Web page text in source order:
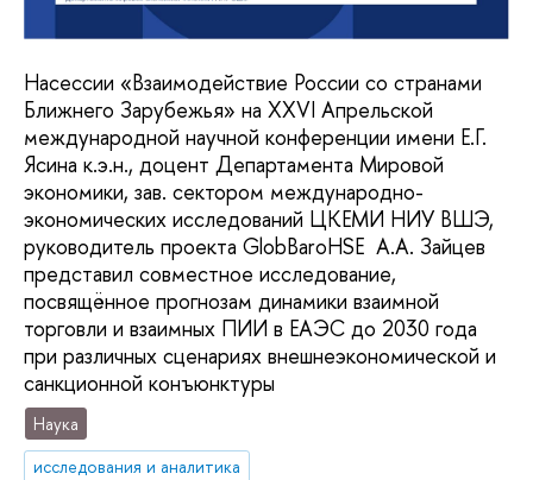
Насессии «Взаимодействие России со странами
Ближнего Зарубежья» на XXVI Апрельской
международной научной конференции имени Е.Г.
Ясина к.э.н., доцент Департамента Мировой
экономики, зав. сектором международно-
экономических исследований ЦКЕМИ НИУ ВШЭ,
руководитель проекта GlobBaroHSE А.А. Зайцев
представил совместное исследование,
посвящённое прогнозам динамики взаимной
торговли и взаимных ПИИ в ЕАЭС до 2030 года
при различных сценариях внешнеэкономической и
санкционной конъюнктуры
Наука
исследования и аналитика